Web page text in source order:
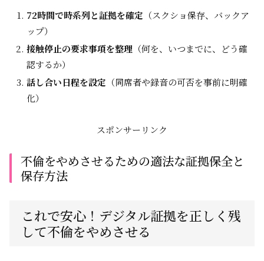
72時間で時系列と証拠を確定 （スクショ保存、バックア
ップ）
接触停止の要求事項を整理 （何を、いつまでに、どう確
認するか）
話し合い日程を設定 （同席者や録音の可否を事前に明確
化）
スポンサーリンク
不倫をやめさせるための適法な証拠保全と
保存方法
これで安心！デジタル証拠を正しく残
して不倫をやめさせる